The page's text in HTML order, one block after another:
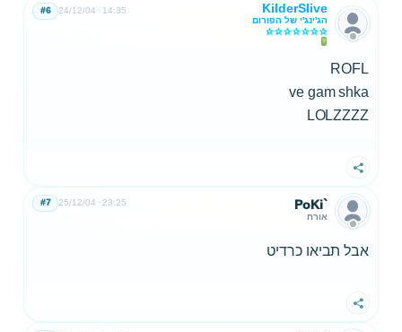
KilderSlive
הג'ינג'י של הפורום
24/12/04 14:35
#6
ROFL
ve gam shka
LOLZZZZ
שתף
PoKi`
אורח
25/12/04 23:25
#7
אבל תביאו כרדיט
שתף